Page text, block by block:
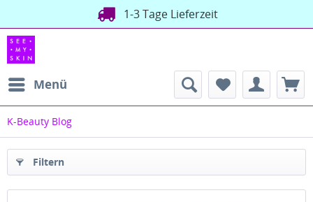
1-3 Tage Lieferzeit
Versand direkt aus Deutschland
Menü
K-Beauty Blog
Filtern